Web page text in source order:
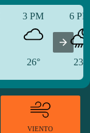
3 PM
26°
6
23°
VIENTO